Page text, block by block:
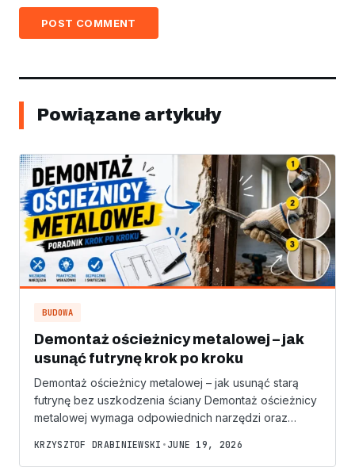
POST COMMENT
Powiązane artykuły
BUDOWA
Demontaż ościeżnicy metalowej – jak
usunąć futrynę krok po kroku
Demontaż ościeżnicy metalowej – jak usunąć starą
futrynę bez uszkodzenia ściany Demontaż ościeżnicy
metalowej wymaga odpowiednich narzędzi oraz…
KRZYSZTOF DRABINIEWSKI • JUNE 19, 2026